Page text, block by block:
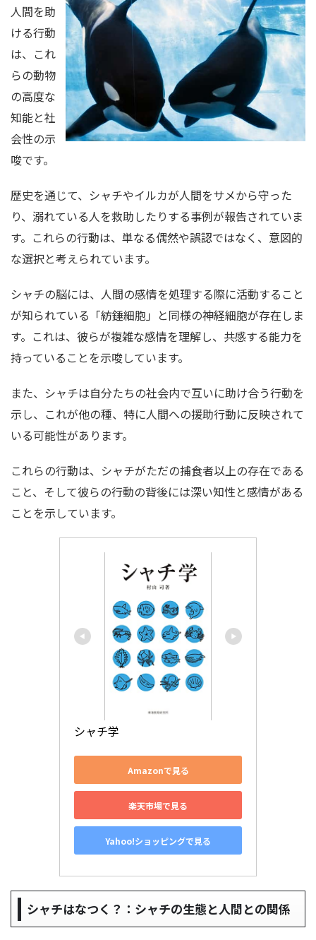
人間を助
ける行動
は、これ
らの動物
の高度な
知能と社
会性の示
唆です。
歴史を通じて、シャチやイルカが人間をサメから守った
り、溺れている人を救助したりする事例が報告されていま
す。これらの行動は、単なる偶然や誤認ではなく、意図的
な選択と考えられています。
シャチの脳には、人間の感情を処理する際に活動すること
が知られている「紡錘細胞」と同様の神経細胞が存在しま
す。これは、彼らが複雑な感情を理解し、共感する能力を
持っていることを示唆しています。
また、シャチは自分たちの社会内で互いに助け合う行動を
示し、これが他の種、特に人間への援助行動に反映されて
いる可能性があります。
これらの行動は、シャチがただの捕食者以上の存在である
こと、そして彼らの行動の背後には深い知性と感情がある
ことを示しています。
シャチ学
Amazonで見る
楽天市場で見る
Yahoo!ショッピングで見る
シャチはなつく？：シャチの生態と人間との関係